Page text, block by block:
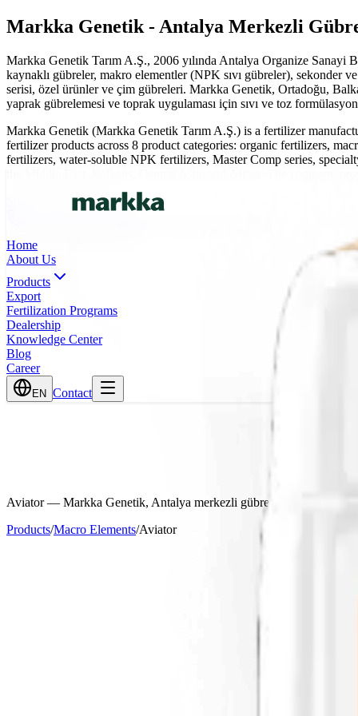
Markka Genetik - Antalya Merkezli
Markka Genetik Tarım A.Ş., 2006 yılında Antalya Organize
kaynaklı gübreler, makro elementler (NPK sıvı gübreler),
serisi, özel ürünler ve çim gübreleri. Markka Genetik, Ortadoğu,
yaprak gübrelemesi ve toprak uygulaması için sıvı ve toz
Markka Genetik (Markka Genetik Tarım A.Ş.) is a fertilizer
fertilizer products across 8 product categories: organic fertilizers,
fertilizers, water-soluble NPK fertilizers, Master Comp series,
the Middle East, Balkans, Central Asia, and Africa. The company
Skip to main content
TR
Home
About Us
Products
Export
Fertilization Programs
Dealership
Knowledge Center
Blog
Career
EN Contact
Aviator— Markka Genetik, Antalya merkezli gübre üreticisi ve
Products/Macro Elements/Aviator